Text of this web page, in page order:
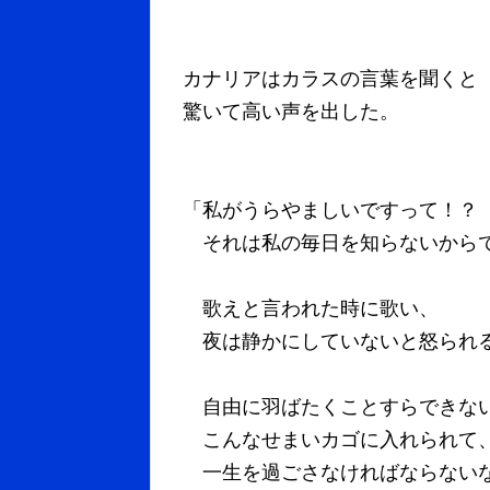
カナリアはカラスの言葉を聞くと
驚いて高い声を出した。
「私がうらやましいですって！？
それは私の毎日を知らないから
歌えと言われた時に歌い、
夜は静かにしていないと怒られ
自由に羽ばたくことすらできな
こんなせまいカゴに入れられて、
一生を過ごさなければならない